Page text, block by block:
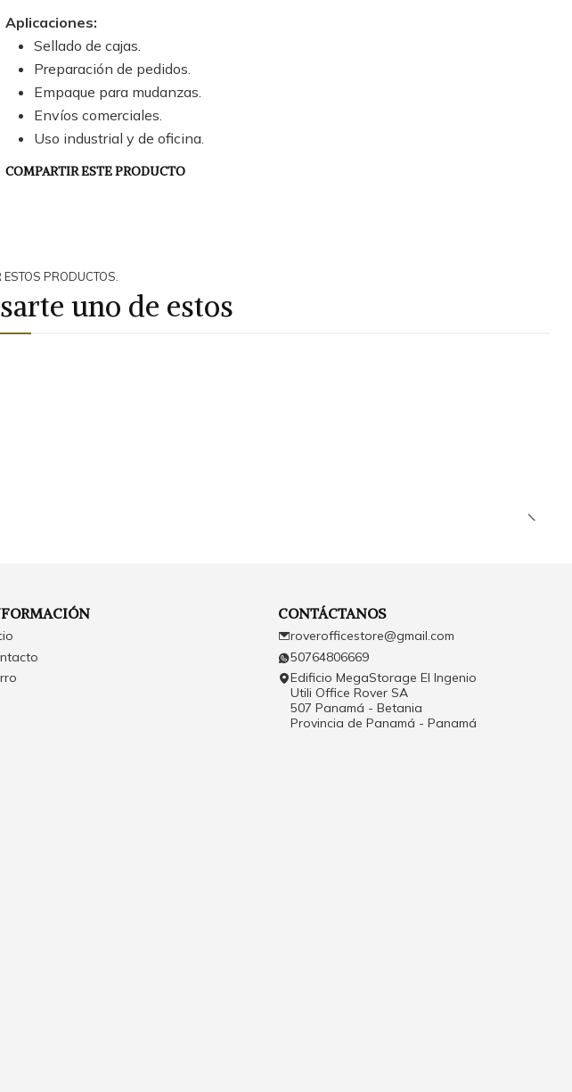
Aplicaciones:
Sellado de cajas.
Preparación de pedidos.
Empaque para mudanzas.
Envíos comerciales.
Uso industrial y de oficina.
COMPARTIR ESTE PRODUCTO
PRODUCTOS.
uno de estos
CONTÁCTANOS
roverofficestore@gmail.com
50764806669
Edificio MegaStorage El Ingenio
Utili Office Rover SA
507 Panamá - Betania
Provincia de Panamá - Panamá